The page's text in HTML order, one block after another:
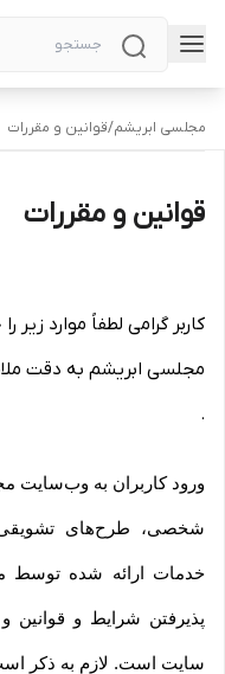
مجلسی ابریشم/قوانین و مقررات
قوانین و مقررات
کاربر گرامی لطفاً موارد
مجلسی ابریشم به دقت
.
ورود کاربران به وب‏‌سایت
شخصی، طرح‏‌های
خدمات ارائه شده توسط
پذیرفتن شرایط و قوانین
سایت است. لازم به ذکر